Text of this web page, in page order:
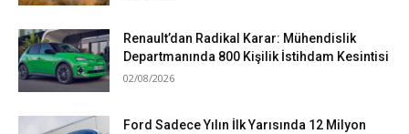
Renault’dan Radikal Karar: Mühendislik
Departmanında 800 Kişilik İstihdam Kesintisi
02/08/2026
Ford Sadece Yılın İlk Yarısında 12 Milyon